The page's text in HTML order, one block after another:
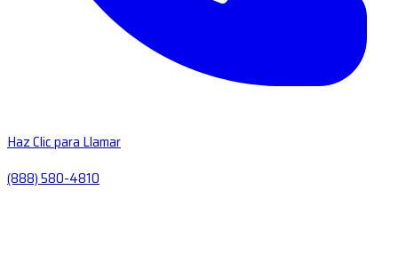
Haz Clic para Llamar
(888) 580-4810